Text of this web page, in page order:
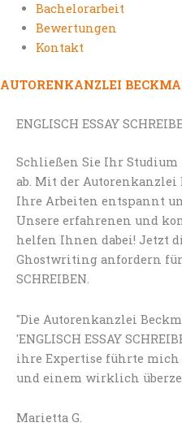
Bachelorarbeit
Bewertungen
Kontakt
AUTORENKANZLEI
ENGLISCH ESSAY
Schließen Sie Ihr
ab. Mit der
Ihre Arbeiten entspannt
Unsere erfahrenen und
helfen Ihnen dabei! Jetzt
Ghostwriting anfordern für
SCHREIBEN.
"Die Autorenkanzlei
'ENGLISCH ESSAY
ihre Expertise führte mich
und einem wirklich
Marietta G.